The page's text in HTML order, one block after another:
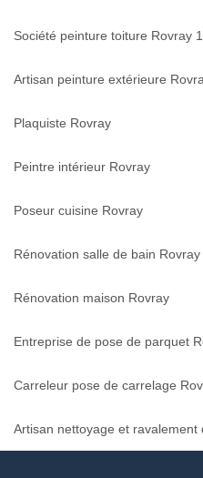
Société peinture toiture Rovray
Artisan peinture extérieure
Plaquiste Rovray
Peintre intérieur Rovray
Poseur cuisine Rovray
Rénovation salle de bain Rovray
Rénovation maison Rovray
Entreprise de pose de parquet
Carreleur pose de carrelage
Artisan nettoyage et ravalement